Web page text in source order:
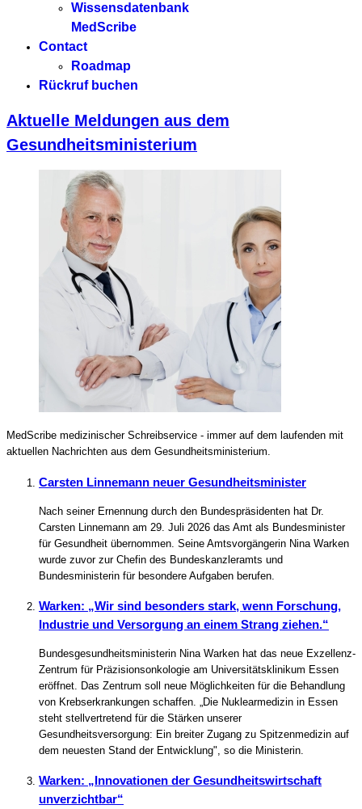
Wissensdatenbank
MedScribe
Contact
Roadmap
Rückruf buchen
Aktuelle Meldungen aus dem
Gesundheitsministerium
MedScribe medizinischer Schreibservice - immer auf dem laufenden mit
aktuellen Nachrichten aus dem Gesundheitsministerium.
Carsten Linnemann neuer Gesundheitsminister
Nach seiner Ernennung durch den Bundespräsidenten hat Dr.
Carsten Linnemann am 29. Juli 2026 das Amt als Bundesminister
für Gesundheit übernommen. Seine Amtsvorgängerin Nina Warken
wurde zuvor zur Chefin des Bundeskanzleramts und
Bundesministerin für besondere Aufgaben berufen.
Warken: „Wir sind besonders stark, wenn Forschung,
Industrie und Versorgung an einem Strang ziehen.“
Bundesgesundheitsministerin Nina Warken hat das neue Exzellenz-
Zentrum für Präzisionsonkologie am Universitätsklinikum Essen
eröffnet. Das Zentrum soll neue Möglichkeiten für die Behandlung
von Krebserkrankungen schaffen. „Die Nuklearmedizin in Essen
steht stellvertretend für die Stärken unserer
Gesundheitsversorgung: Ein breiter Zugang zu Spitzenmedizin auf
dem neuesten Stand der Entwicklung", so die Ministerin.
Warken: „Innovationen der Gesundheitswirtschaft
unverzichtbar“